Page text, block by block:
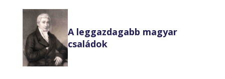
A leggazdagabb magyar
családok